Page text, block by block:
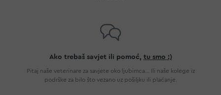
Ako trebaš savjet ili pomoć, tu smo :)
Pitaj naše veterinare za savjete oko ljubimca... Ili naše kolege iz
podrške za bilo što vezano uz pošiljku ili plaćanje.